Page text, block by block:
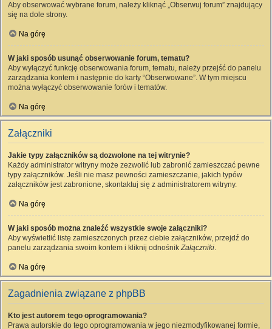
Aby obserwować wybrane forum, należy kliknąć „Obserwuj forum” znajdujący
się na dole strony.
Na górę
W jaki sposób usunąć obserwowanie forum, tematu?
Aby wyłączyć funkcję obserwowania forum, tematu, należy przejść do panelu
zarządzania kontem i następnie do karty “Obserwowane”. W tym miejscu
można wyłączyć obserwowanie forów i tematów.
Na górę
Załączniki
Jakie typy załączników są dozwolone na tej witrynie?
Każdy administrator witryny może zezwolić lub zabronić zamieszczać pewne
typy załączników. Jeśli nie masz pewności zamieszczanie, jakich typów
załączników jest zabronione, skontaktuj się z administratorem witryny.
Na górę
W jaki sposób można znaleźć wszystkie swoje załączniki?
Aby wyświetlić listę zamieszczonych przez ciebie załączników, przejdź do
panelu zarządzania swoim kontem i kliknij odnośnikZałączniki.
Na górę
Zagadnienia związane z phpBB
Kto jest autorem tego oprogramowania?
Prawa autorskie do tego oprogramowania w jego niezmodyfikowanej formie,